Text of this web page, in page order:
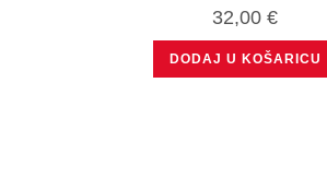
32,00 €
DODAJ U KOŠARICU